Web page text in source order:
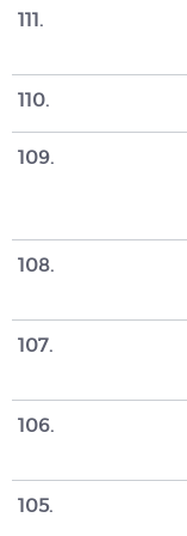
111.
110.
109.
108.
107.
106.
105.